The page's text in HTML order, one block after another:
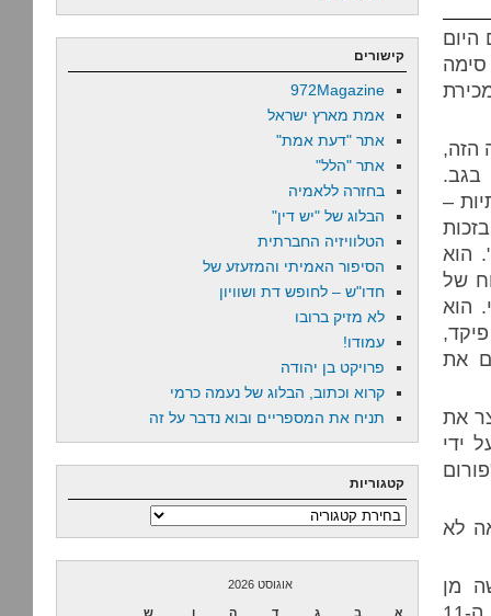
הזה,
בגב.
–
הוא
של
הוא
את
את
ידי
לא
מן
קישורים
972Magazine
אמת מארץ ישראל
אתר "דעת אמת"
אתר "הלל"
בחזרה ללאמיה
הבלוג של "יש דין"
הטלוויזיה החברתית
הסיפור האמיתי והמזעזע של
חדו"ש – לחופש דת ושוויון
לא מזיק ברובו
עמודו!
פרויקט בן יהודה
קרוא וכתוב, הבלוג של נעמה כרמי
תניח את המספריים ובוא נדבר על זה
קטגוריות
קטגוריות
אוגוסט 2026
א ב ג ד ה ו ש